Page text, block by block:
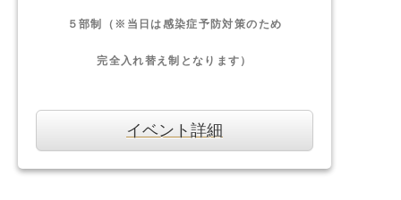
５部制（※当日は感染症予防対策のため
完全入れ替え制となります）
イベント詳細